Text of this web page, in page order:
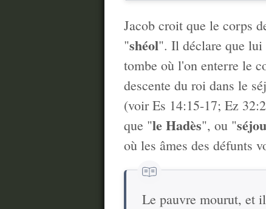
Jacob croit que le corps
"shéol". Il déclare que
tombe où l'on enterre le
descente du roi dans le
(voir Es 14:15-17; Ez
que "le Hadès", ou "
où les âmes des défunts
Le pauvre mourut, et